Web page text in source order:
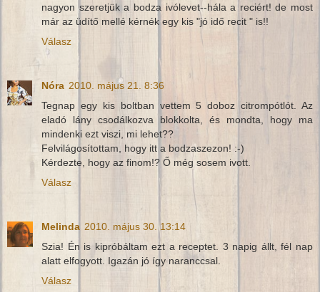
nagyon szeretjük a bodza ivólevet--hála a reciért! de most
már az üdítő mellé kérnék egy kis "jó idő recit " is!!
Válasz
Nóra 2010. május 21. 8:36
Tegnap egy kis boltban vettem 5 doboz citrompótlót. Az
eladó lány csodálkozva blokkolta, és mondta, hogy ma
mindenki ezt viszi, mi lehet??
Felvilágosítottam, hogy itt a bodzaszezon! :-)
Kérdezte, hogy az finom!? Ő még sosem ivott.
Válasz
Melinda 2010. május 30. 13:14
Szia! Én is kipróbáltam ezt a receptet. 3 napig állt, fél nap
alatt elfogyott. Igazán jó így naranccsal.
Válasz